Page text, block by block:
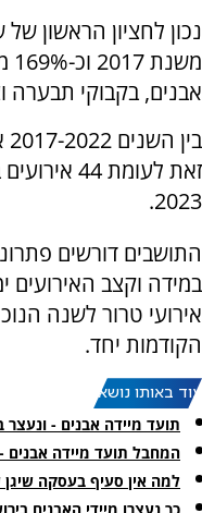
אבנים, בקבוקי תבערה
זאת
2023.
התושבים דורשים
אירועי טרור לשנה
הקודמות יחד.
עוד באותו נושא:
תועד מיידה אבנים - ונעצר
המחבל תועד מיידה אבנים
למה אין סעיף בעסקה שיגן